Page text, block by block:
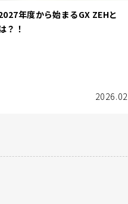
年度から始まるGX ZEHと
？！